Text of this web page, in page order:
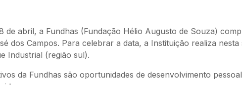
de abril, a Fundhas (Fundação Hélio Augusto de Souza)
dos Campos. Para celebrar a data, a Instituição realiza
Industrial (região sul).
da Fundhas são oportunidades de desenvolvimento